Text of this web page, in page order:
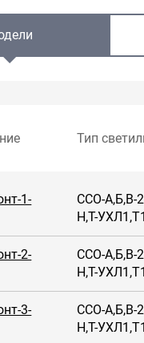
Тип
1-
ССО-А,Б,В-
Н,Т-
2-
ССО-А,Б,В-
Н,Т-
3-
ССО-А,Б,В-
Н,Т-